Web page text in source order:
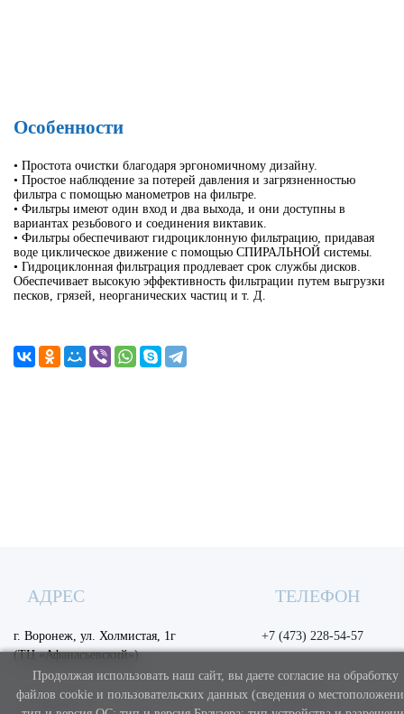
Особенности
• Простота очистки благодаря эргономичному дизайну.
• Простое наблюдение за потерей давления и загрязненностью
фильтра с помощью манометров на фильтре.
• Фильтры имеют один вход и два выхода, и они доступны в
вариантах резьбового и соединения виктавик.
• Фильтры обеспечивают гидроциклонную фильтрацию, придавая
воде циклическое движение с помощью СПИРАЛЬНОЙ системы.
• Гидроциклонная фильтрация продлевает срок службы дисков.
Обеспечивает высокую эффективность фильтрации путем выгрузки
песков, грязей, неорганических частиц и т. Д.
АДРЕС
г. Воронеж, ул. Холмистая, 1г
(ТЦ «Афанасьевский»)
ТЕЛЕФОН
+7 (473) 228-54-57
EMAIL ГРАФИК
Продолжая использовать наш сайт, вы даете согласие на обработку
файлов cookie и пользовательских данных (сведения о